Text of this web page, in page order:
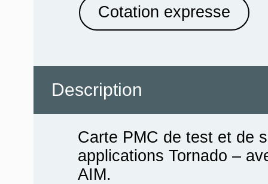
Cotation expresse
Description
Carte PMC de test et de
applications Tornado –
AIM.